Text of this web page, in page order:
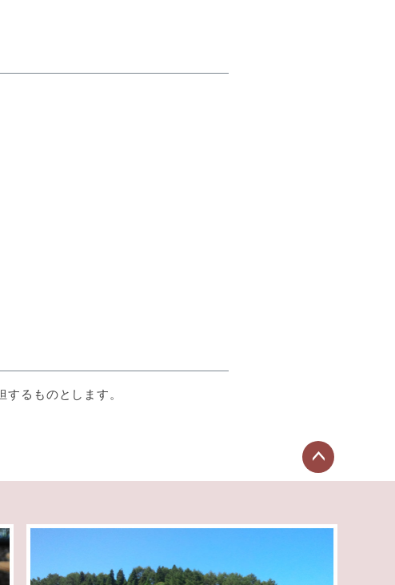
るものとします。
ペー
ップ